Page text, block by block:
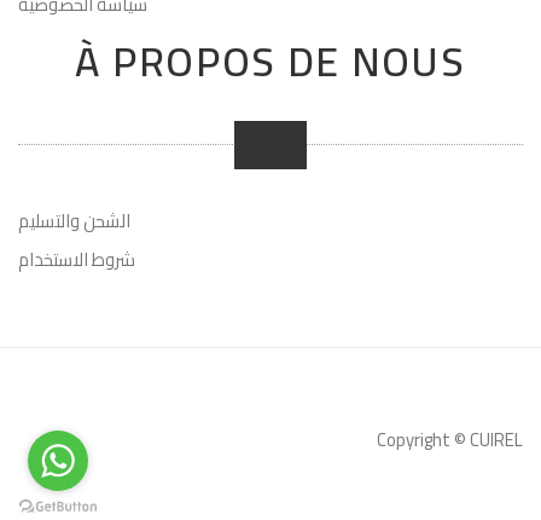
À PROPOS DE NOUS
الشحن والتسليم
شروط الاستخدام
Copyright © CUIREL